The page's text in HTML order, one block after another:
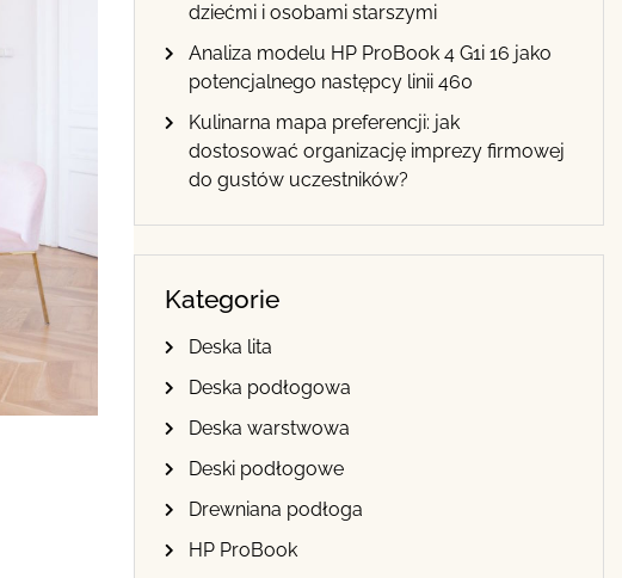
dziećmi i osobami starszymi
Analiza modelu HP ProBook 4 G1i 16 jako
potencjalnego następcy linii 460
Kulinarna mapa preferencji: jak
dostosować organizację imprezy firmowej
do gustów uczestników?
Kategorie
Deska lita
Deska podłogowa
Deska warstwowa
Deski podłogowe
Drewniana podłoga
HP ProBook